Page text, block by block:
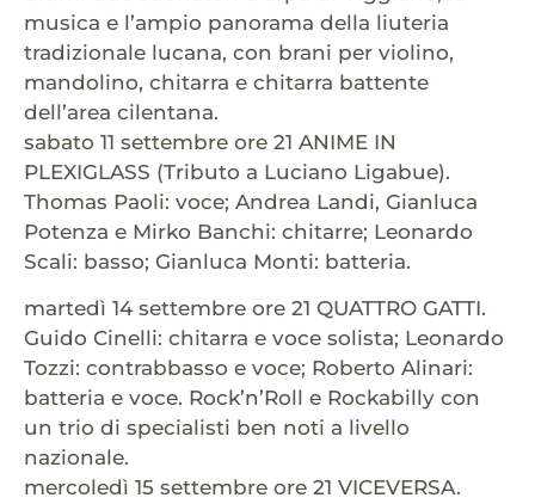
musica e l’ampio panorama della liuteria
tradizionale lucana, con brani per violino,
mandolino, chitarra e chitarra battente
dell’area cilentana.
sabato 11 settembre ore 21 ANIME IN
PLEXIGLASS (Tributo a Luciano Ligabue).
Thomas Paoli: voce; Andrea Landi, Gianluca
Potenza e Mirko Banchi: chitarre; Leonardo
Scali: basso; Gianluca Monti: batteria.
martedì 14 settembre ore 21 QUATTRO GATTI.
Guido Cinelli: chitarra e voce solista; Leonardo
Tozzi: contrabbasso e voce; Roberto Alinari:
batteria e voce. Rock’n’Roll e Rockabilly con
un trio di specialisti ben noti a livello
nazionale.
mercoledì 15 settembre ore 21 VICEVERSA.